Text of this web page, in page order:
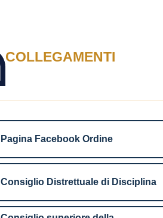
COLLEGAMENTI
Pagina Facebook Ordine
Consiglio Distrettuale di Disciplina